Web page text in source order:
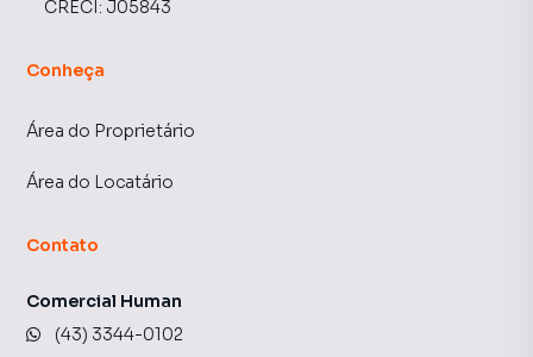
CRECI: J05843
Conheça
Área do Proprietário
Área do Locatário
Contato
Comercial Human
(43) 3344-0102